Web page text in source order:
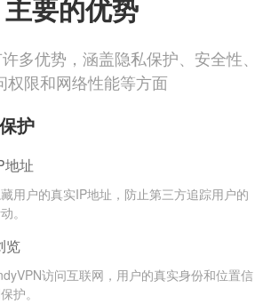
主要的优势
多优势，涵盖隐私保护、安全性、
权限和网络性能等方面
护
地址
用户的真实IP地址，防止第三方追踪用户的
。
览
访问互联网，用户的真实身份和位置信
护。